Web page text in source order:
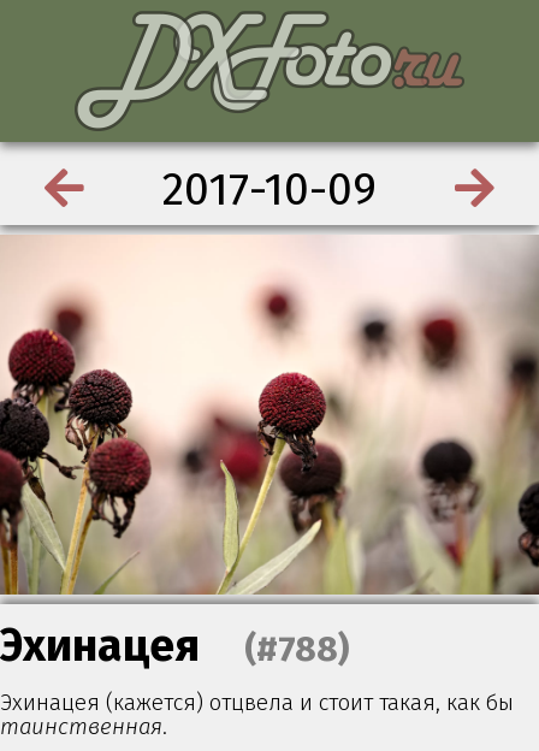
2017-10-09
Эхинацея (#788)
Эхинацея (кажется) отцвела и стоит такая, как бы
таинственная.